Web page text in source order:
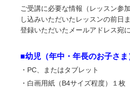
ご受講に必要な情報（レッスン参
し込みいただいたレッスンの前日
登録いただいたメールアドレス宛
■幼児（年中・年長のお子さま
・PC、またはタブレット
・白画用紙（B4サイズ程度）１枚